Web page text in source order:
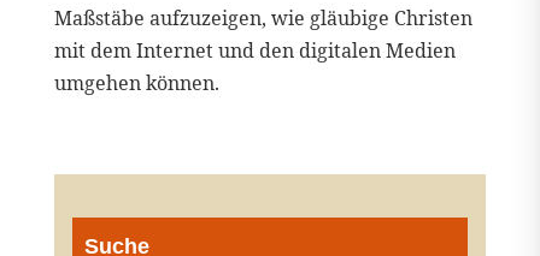
Maßstäbe aufzuzeigen, wie gläubige Christen
mit dem Internet und den digitalen Medien
umgehen können.
Suche